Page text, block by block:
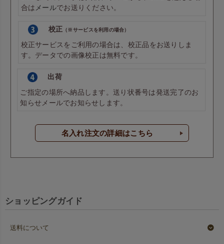
合は メールでお送りください。
校正 （※サービスを利用の場合）
校正サービスをご利用の場合は、校正品をお送りしま
す。データでの画像校正は無料です。
出荷
ご指定の場所へ納品します。送り状番号は発送完了のお
知らせメールでお知らせします。
名入れ注文の詳細はこちら
ショッピングガイド
送料について